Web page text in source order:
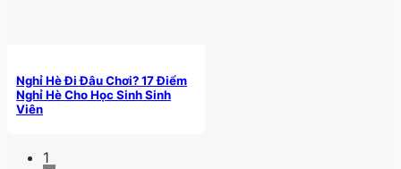
Nghỉ Hè Đi Đâu Chơi? 17 Điểm
Nghỉ Hè Cho Học Sinh Sinh
Viên
1